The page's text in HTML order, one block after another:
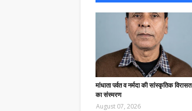
मांधाता पर्वत व नर्मदा की सांस्कृतिक विरासत
का संस्मरण
August 07, 2026